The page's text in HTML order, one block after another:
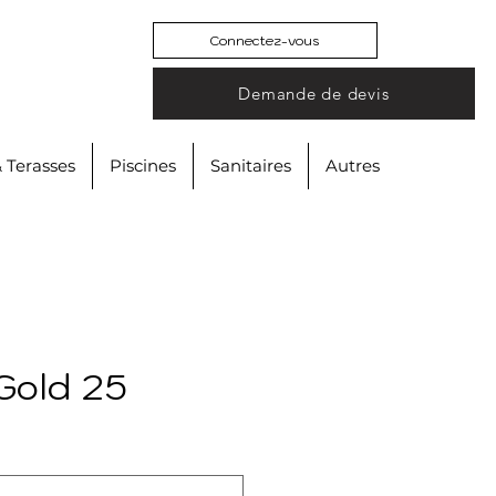
Connectez-vous
Demande de devis
Piscines Sanitaires Autres
25